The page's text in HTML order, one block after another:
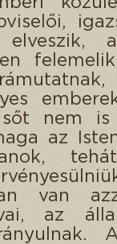
sőt nem
az
van
az